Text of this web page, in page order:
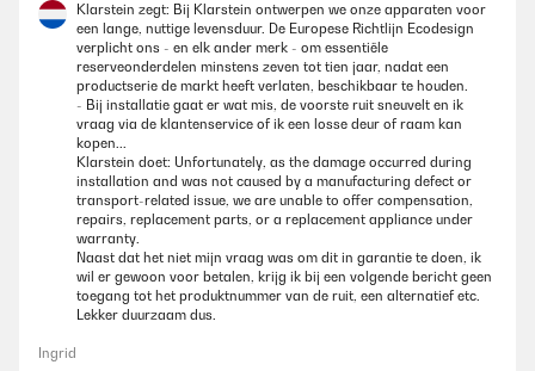
Klarstein zegt: Bij Klarstein ontwerpen we onze apparaten voor
een lange, nuttige levensduur. De Europese Richtlijn Ecodesign
verplicht ons - en elk ander merk - om essentiële
reserveonderdelen minstens zeven tot tien jaar, nadat een
productserie de markt heeft verlaten, beschikbaar te houden.
- Bij installatie gaat er wat mis, de voorste ruit sneuvelt en ik
vraag via de klantenservice of ik een losse deur of raam kan
kopen...
Klarstein doet: Unfortunately, as the damage occurred during
installation and was not caused by a manufacturing defect or
transport-related issue, we are unable to offer compensation,
repairs, replacement parts, or a replacement appliance under
warranty.
Naast dat het niet mijn vraag was om dit in garantie te doen, ik
wil er gewoon voor betalen, krijg ik bij een volgende bericht geen
toegang tot het produktnummer van de ruit, een alternatief etc.
Lekker duurzaam dus.
Ingrid